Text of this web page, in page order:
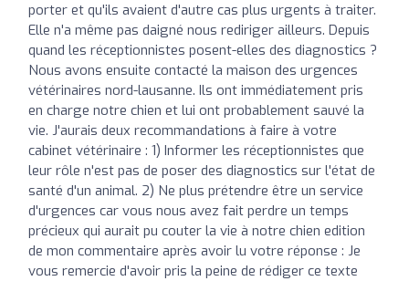
porter et qu'ils avaient d'autre cas plus urgents à traiter.
Elle n'a même pas daigné nous rediriger ailleurs. Depuis
quand les réceptionnistes posent-elles des diagnostics ?
Nous avons ensuite contacté la maison des urgences
vétérinaires nord-lausanne. Ils ont immédiatement pris
en charge notre chien et lui ont probablement sauvé la
vie. J'aurais deux recommandations à faire à votre
cabinet vétérinaire : 1) Informer les réceptionnistes que
leur rôle n'est pas de poser des diagnostics sur l'état de
santé d'un animal. 2) Ne plus prétendre être un service
d'urgences car vous nous avez fait perdre un temps
précieux qui aurait pu couter la vie à notre chien edition
de mon commentaire après avoir lu votre réponse : Je
vous remercie d'avoir pris la peine de rédiger ce texte